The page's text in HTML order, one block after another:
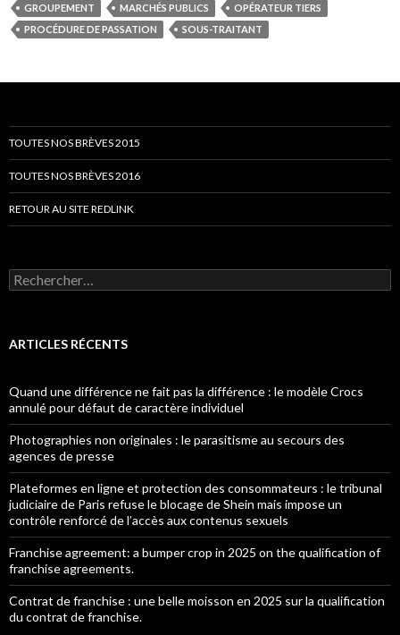
GROUPEMENT
MARCHÉS PUBLICS
OPÉRATEUR TIERS
PROCÉDURE DE PASSATION
SOUS-TRAITANT
TOUTES NOS BRÈVES 2015
TOUTES NOS BRÈVES 2016
RETOUR AU SITE REDLINK
Rechercher :
ARTICLES RÉCENTS
Quand une différence ne fait pas la différence : le modèle Crocs
annulé pour défaut de caractère individuel
Photographies non originales : le parasitisme au secours des
agences de presse
Plateformes en ligne et protection des consommateurs : le tribunal
judiciaire de Paris refuse le blocage de Shein mais impose un
contrôle renforcé de l’accès aux contenus sexuels
Franchise agreement: a bumper crop in 2025 on the qualification of
franchise agreements.
Contrat de franchise : une belle moisson en 2025 sur la qualification
du contrat de franchise.